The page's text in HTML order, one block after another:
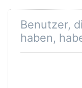
Benutzer,
haben,